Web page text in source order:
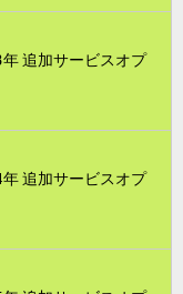
年 追加サービスオプ
年 追加サービスオプ